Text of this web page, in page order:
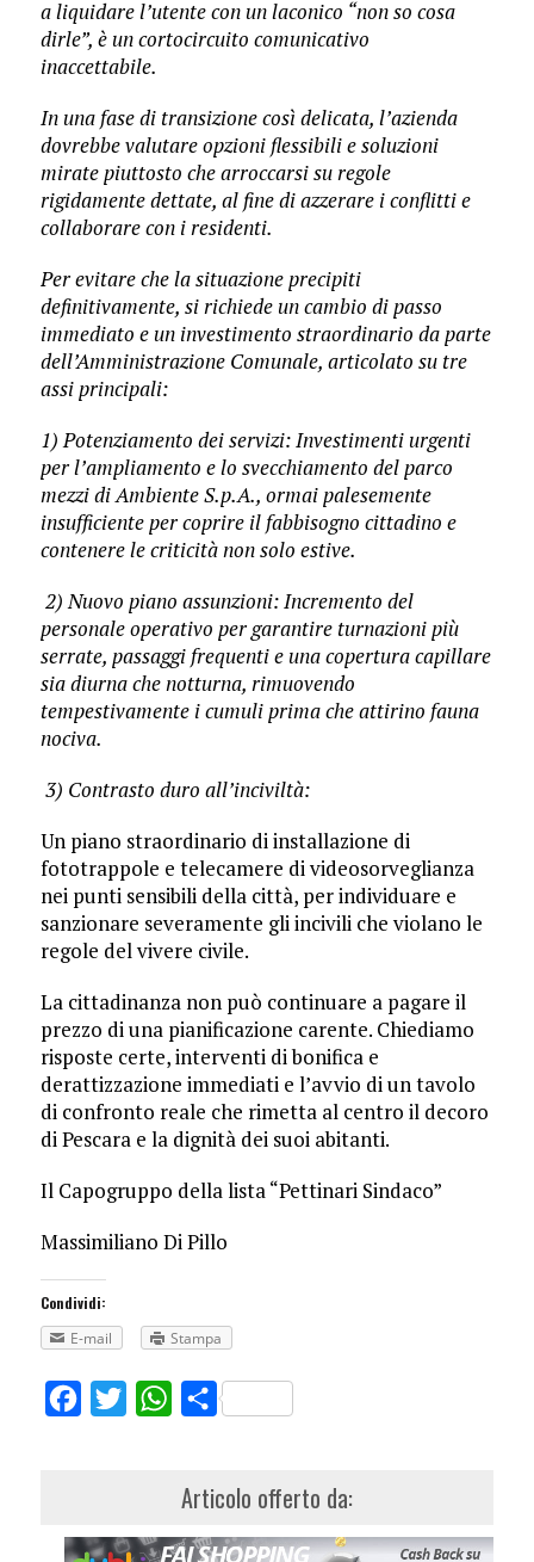
a liquidare l’utente con un laconico “non so cosa
dirle”, è un cortocircuito comunicativo
inaccettabile.
In una fase di transizione così delicata, l’azienda
dovrebbe valutare opzioni flessibili e soluzioni
mirate piuttosto che arroccarsi su regole
rigidamente dettate, al fine di azzerare i conflitti e
collaborare con i residenti.
Per evitare che la situazione precipiti
definitivamente, si richiede un cambio di passo
immediato e un investimento straordinario da parte
dell’Amministrazione Comunale, articolato su tre
assi principali:
1) Potenziamento dei servizi: Investimenti urgenti
per l’ampliamento e lo svecchiamento del parco
mezzi di Ambiente S.p.A., ormai palesemente
insufficiente per coprire il fabbisogno cittadino e
contenere le criticità non solo estive.
2) Nuovo piano assunzioni: Incremento del
personale operativo per garantire turnazioni più
serrate, passaggi frequenti e una copertura capillare
sia diurna che notturna, rimuovendo
tempestivamente i cumuli prima che attirino fauna
nociva.
3) Contrasto duro all’inciviltà:
Un piano straordinario di installazione di
fototrappole e telecamere di videosorveglianza
nei punti sensibili della città, per individuare e
sanzionare severamente gli incivili che violano le
regole del vivere civile.
La cittadinanza non può continuare a pagare il
prezzo di una pianificazione carente. Chiediamo
risposte certe, interventi di bonifica e
derattizzazione immediati e l’avvio di un tavolo
di confronto reale che rimetta al centro il decoro
di Pescara e la dignità dei suoi abitanti.
Il Capogruppo della lista “Pettinari Sindaco”
Massimiliano Di Pillo
Condividi:
E-mail
Stampa
FacebookTwitterWhatsApp
Share
Articolo offerto da: